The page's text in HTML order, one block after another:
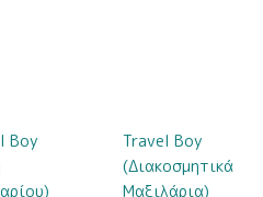
Boy
Travel Boy
(Διακοσμητικά
Μαξιλάρια)